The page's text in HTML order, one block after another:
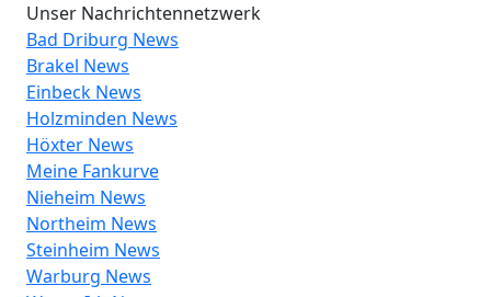
Unser Nachrichtennetzwerk
Bad Driburg News
Brakel News
Einbeck News
Holzminden News
Höxter News
Meine Fankurve
Nieheim News
Northeim News
Steinheim News
Warburg News